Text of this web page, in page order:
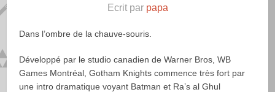
Ecrit par papa
Dans l’ombre de la chauve-souris.
Développé par le studio canadien de Warner Bros, WB
Games Montréal, Gotham Knights commence très fort par
une intro dramatique voyant Batman et Ra’s al Ghul